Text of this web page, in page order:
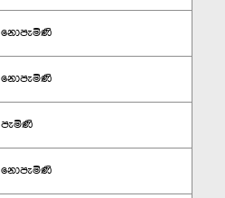
නොපැමිණි
නොපැමිණි
පැමිණි
නොපැමිණි